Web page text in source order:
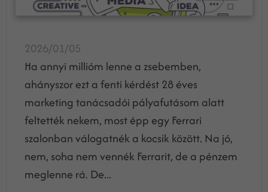
2026/01/05
Ha annyi millióm lenne a zsebemben,
ahányszor ezt a fenti kérdést 28 éves
marketing tanácsadói pályafutásom alatt
feltették nekem, most épp egy Ferrari
szalonban válogatnék a kocsik között. Na jó,
nem, soha nem vennék Ferrarit, de a pénzem
meglenne rá. De...